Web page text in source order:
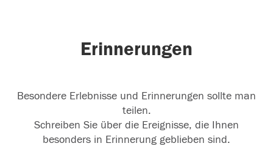
Erinnerungen
Besondere Erlebnisse und Erinnerungen sollte man
teilen.
Schreiben Sie über die Ereignisse, die Ihnen
besonders in Erinnerung geblieben sind.